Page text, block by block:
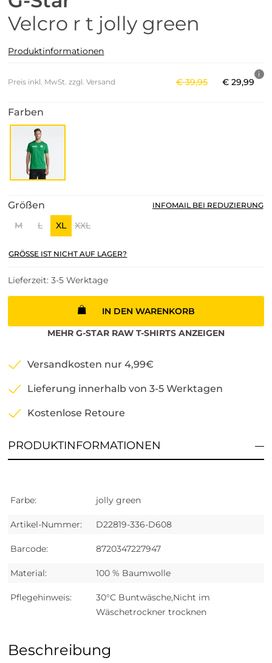
Velcro r t jolly green
Produktinformationen
Preis inkl. MwSt. zzgl. Versand €39,95 € 29,99
Farben
Größen
M L XL XXL
INFOMAIL BEI REDUZIERUNG
GRÖSSE IST NICHT AUF LAGER?
Lieferzeit: 3-5 Werktage
IN DEN WARENKORB
MEHR G-STAR RAW T-SHIRTS ANZEIGEN
Versandkosten nur 4,99€
Lieferung innerhalb von 3-5 Werktagen
Kostenlose Retoure
PRODUKTINFORMATIONEN
Farbe: jolly green
Artikel-Nummer: D22819-336-D608
Barcode: 8720347227947
Material: 100 % Baumwolle
Pflegehinweis:
30°C Buntwäsche,Nicht im
Wäschetrockner trocknen
Beschreibung